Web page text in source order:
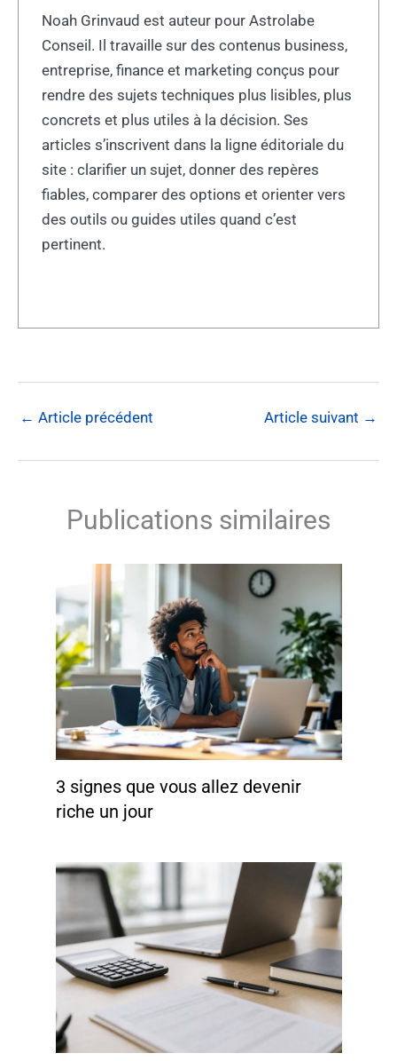
Noah Grinvaud est auteur pour Astrolabe
Conseil. Il travaille sur des contenus business,
entreprise, finance et marketing conçus pour
rendre des sujets techniques plus lisibles, plus
concrets et plus utiles à la décision. Ses
articles s’inscrivent dans la ligne éditoriale du
site : clarifier un sujet, donner des repères
fiables, comparer des options et orienter vers
des outils ou guides utiles quand c’est
pertinent.
← Article précédent Article suivant →
Publications similaires
3 signes que vous allez devenir
riche un jour